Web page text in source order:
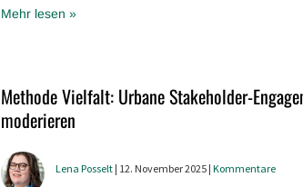
Mehr lesen »
Methode Vielfalt: Urbane Stakeholder-
moderieren
Lena Posselt | 12. November 2025 | Kommentare